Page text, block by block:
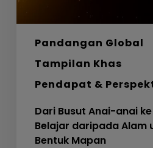
Pandangan Global
Tampilan Khas
Pendapat &
Reka
Bentuk
Dari Busut Anai-anai ke
Belajar daripada Alam
Bentuk Mapan